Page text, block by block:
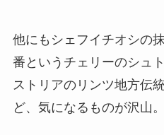
他にもシェフイチオシの
番というチェリーのシュ
ストリアのリンツ地方伝
ど、気になるものが沢山。